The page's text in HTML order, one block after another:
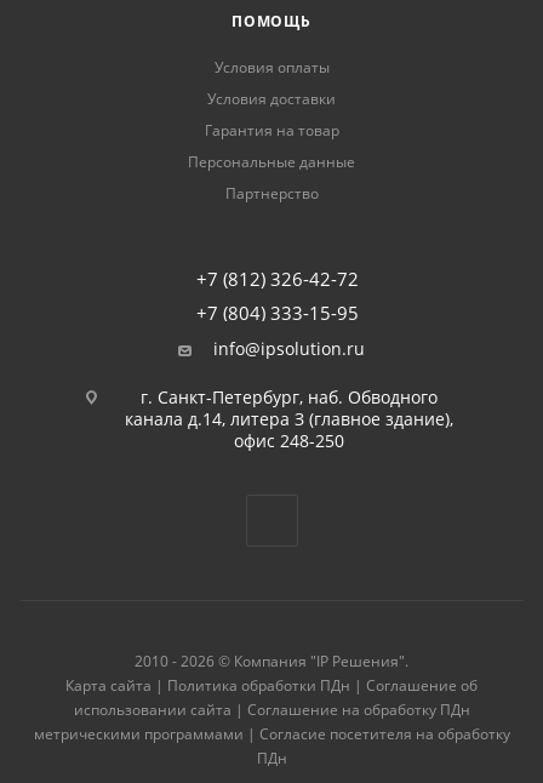
ПОМОЩЬ
Условия оплаты
Условия доставки
Гарантия на товар
Персональные данные
Партнерство
+7 (812) 326-42-72
+7 (804) 333-15-95
info@ipsolution.ru
г. Санкт-Петербург, наб. Обводного
канала д.14, литера З (главное здание),
офис 248-250
2010 - 2026 © Компания "IP Решения".
Карта сайта | Политика обработки ПДн | Соглашение об
использовании сайта | Соглашение на обработку ПДн
метрическими программами | Согласие посетителя на обработку
ПДн